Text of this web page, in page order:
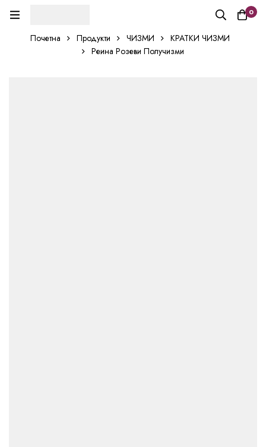
0
Почетна Продукти ЧИЗМИ
КРАТКИ ЧИЗМИ
Реина Розеви Получизми